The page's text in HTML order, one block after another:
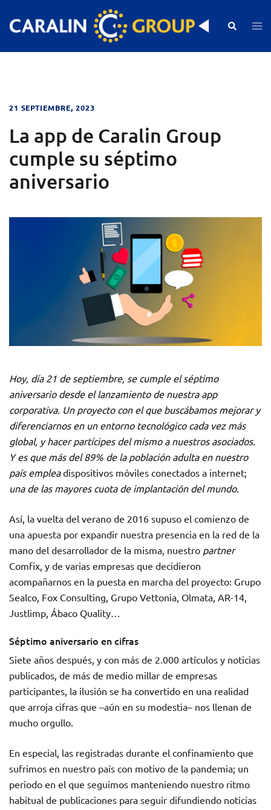
Search
21 SEPTIEMBRE, 2023
La app de Caralin Group
cumple su séptimo
aniversario
Hoy, día 21 de septiembre, se cumple el séptimo
aniversario desde el lanzamiento de nuestra app
corporativa. Un proyecto con el que buscábamos mejorar y
diferenciarnos en un entorno tecnológico cada vez más
global, y hacer partícipes del mismo a nuestros asociados.
Y es que más del 89% de la población adulta en nuestro
país empleadispositivos móviles conectados a internet;
una de las mayores cuota de implantación del mundo.
Así, la vuelta del verano de 2016 supuso el comienzo de
una apuesta por expandir nuestra presencia en la red de la
mano del desarrollador de la misma, nuestro partner
Comfix, y de varias empresas que decidieron
acompañarnos en la puesta en marcha del proyecto: Grupo
Sealco, Fox Consulting, Grupo Vettonia, Olmata, AR-14,
Justlimp, Ábaco Quality…
Séptimo aniversario en cifras
Siete años después, y con más de 2.000 artículos y noticias
publicados, de más de medio millar de empresas
participantes, la ilusión se ha convertido en una realidad
que arroja cifras que –aún en su modestia– nos llenan de
mucho orgullo.
En especial, las registradas durante el confinamiento que
sufrimos en nuestro país con motivo de la pandemia; un
periodo en el que seguimos manteniendo nuestro ritmo
habitual de publicaciones para seguir difundiendo noticias